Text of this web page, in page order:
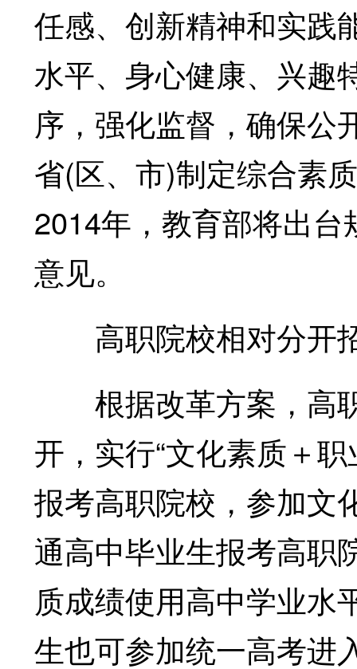
任感、创新精神和实践
水平、身心健康、兴趣
序，强化监督，确保公
省(区、市)制定综合素
2014年，教育部将出
意见。
高职院校相对分开
根据改革方案，高
开，实行“文化素质＋
报考高职院校，参加文
通高中毕业生报考高职
质成绩使用高中学业水
生也可参加统一高考进